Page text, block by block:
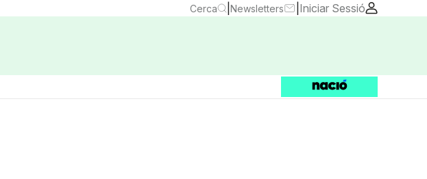
Cerca Newsletters Iniciar Sessió